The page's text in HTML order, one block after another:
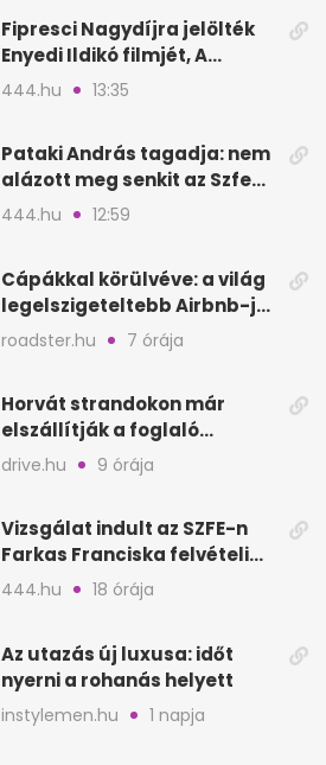
Fipresci Nagydíjra jelölték
Enyedi Ildikó filmjét, A
Csendes barátot
444.hu 13:35
Pataki András tagadja: nem
alázott meg senkit az Szfe
felvételijén
444.hu 12:59
Cápákkal körülvéve: a világ
legelszigeteltebb Airbnb-je
a nyílt tengeren
roadster.hu 7 órája
Horvát strandokon már
elszállítják a foglaló
törölközőket is
drive.hu 9 órája
Vizsgálat indult az SZFE-n
Farkas Franciska felvételi
videója után
444.hu 18 órája
Az utazás új luxusa: időt
nyerni a rohanás helyett
instylemen.hu 1 napja